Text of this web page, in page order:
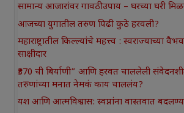
सामान्य आजारांवर गावठी उपाय – घरच्या घरी
आजच्या युगातील तरुण पिढी कुठे हरवली?
महाराष्ट्रातील किल्ल्यांचे महत्त्व : स्वराज्याच्या
साक्षीदार
₹370 ची बिर्याणी” आणि हरवत चाललेली
तरुणांच्या मनात नेमकं काय चाललंय?
यश आणि आत्मविश्वास: स्वप्नांना वास्तवात